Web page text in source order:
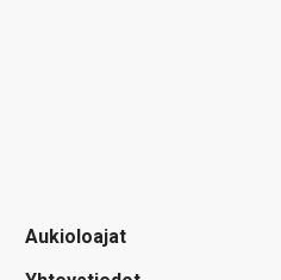
Aukioloajat